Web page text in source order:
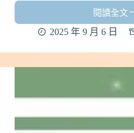
閱讀全文
【玻
璃
朗，
橘
輝
by
2025 年 9 月 6 日